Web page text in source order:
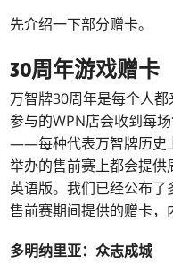
先介绍一下部分赠卡。
30周年游戏赠卡
万智牌30周年是每个人都
参与的WPN店会收到每
——每种代表万智牌历史
举办的售前赛上都会提
英语版。我们已经公布
售前赛期间提供的赠卡，
多明纳里亚：众志成城